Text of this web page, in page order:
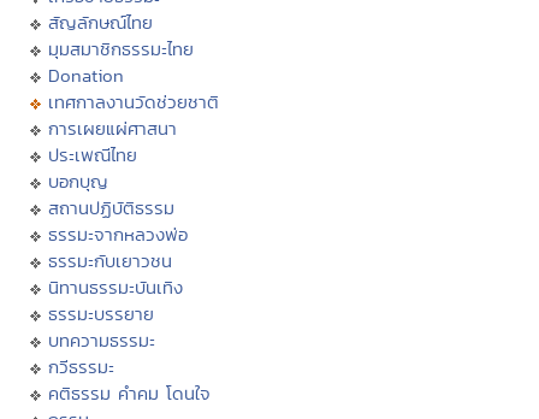
สัญลักษณ์ไทย
มุมสมาชิกธรรมะไทย
Donation
เทศกาลงานวัดช่วยชาติ
การเผยแผ่ศาสนา
ประเพณีไทย
บอกบุญ
สถานปฏิบัติธรรม
ธรรมะจากหลวงพ่อ
ธรรมะกับเยาวชน
นิทานธรรมะบันเทิง
ธรรมะบรรยาย
บทความธรรมะ
กวีธรรมะ
คติธรรม คำคม โดนใจ